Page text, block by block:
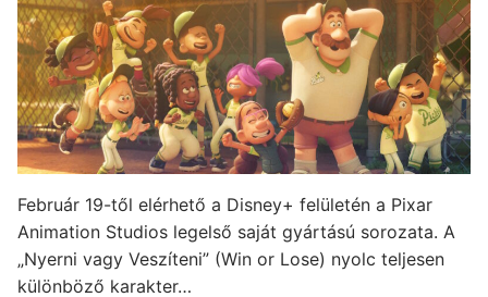
Február 19-től elérhető a Disney+ felületén a Pixar
Animation Studios legelső saját gyártású sorozata. A
„Nyerni vagy Veszíteni” (Win or Lose) nyolc teljesen
különböző karakter…